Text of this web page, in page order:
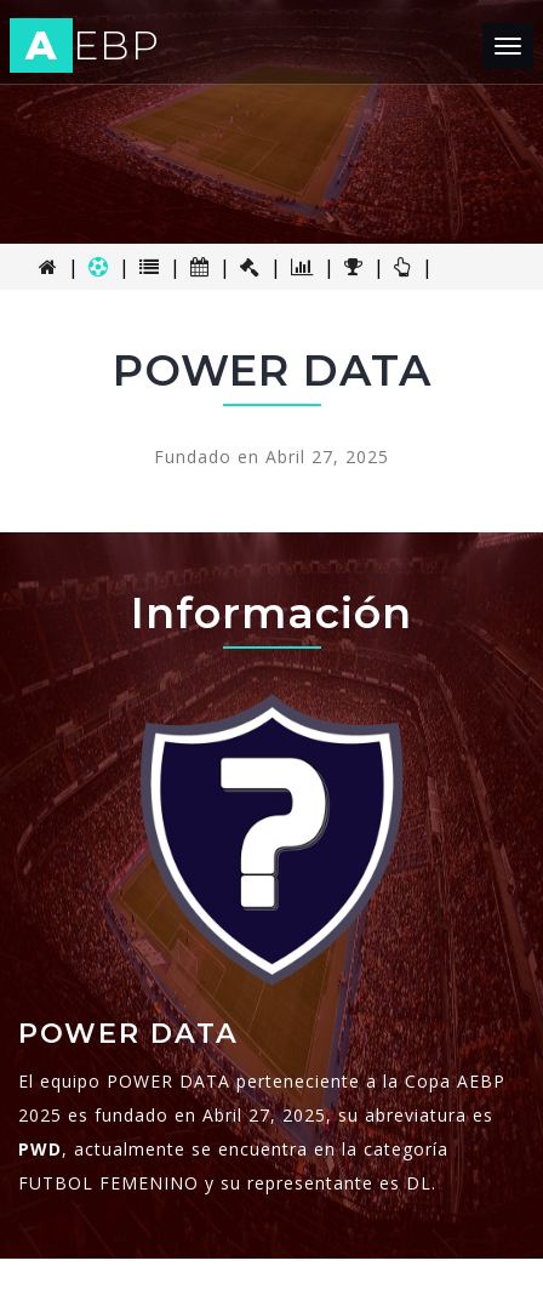
A EBP
| | | | | | | |
POWER DATA
Fundado en Abril 27, 2025
Información
POWER DATA
El equipo POWER DATA perteneciente a la Copa AEBP
2025 es fundado en Abril 27, 2025, su abreviatura es
PWD, actualmente se encuentra en la categoría
FUTBOL FEMENINO y su representante es DL.